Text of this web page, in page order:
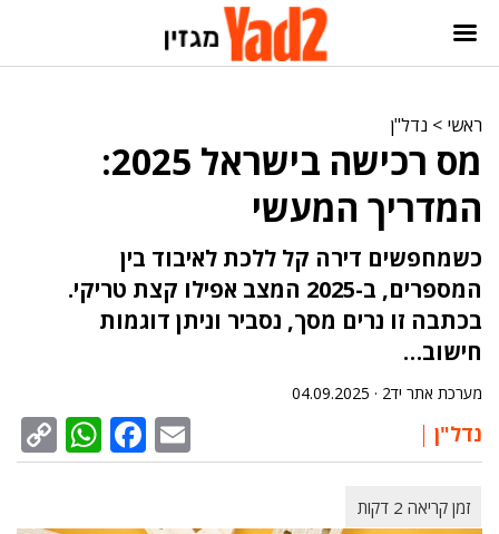
ראשי > נדל"ן
מס רכישה בישראל 2025:
המדריך המעשי
כשמחפשים דירה קל ללכת לאיבוד בין
המספרים, ב-2025 המצב אפילו קצת טריקי.
בכתבה זו נרים מסך, נסביר וניתן דוגמות
חישוב…
מערכת אתר יד2 · 04.09.2025
נדל"ן Email